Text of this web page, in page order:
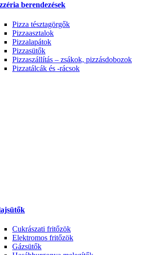
berendezések
Pizza tésztagörgők
Pizzaasztalok
Pizzalapátok
Pizzasütők
Pizzaszállítás – zsákok, pizzásdobozok
Pizzatálcák és -rácsok
Cukrászati fritőzök
Elektromos fritőzök
Gázsütők